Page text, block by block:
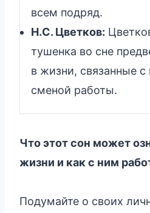
всем подряд.
Н.С. Цветков:
тушенка во сне
в жизни, связанные
сменой работы.
Что этот сон может
жизни и как с ним
Подумайте о своих